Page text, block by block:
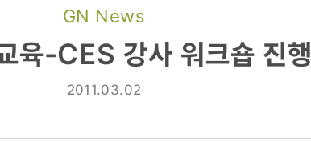
GN News
육-CES 강사 워크숍 진행
2011.03.02